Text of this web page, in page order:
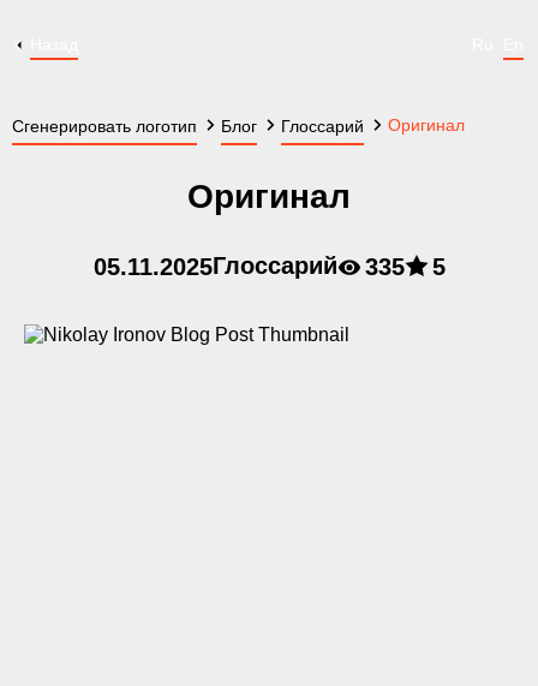
Сгенерировать логотип Блог Глоссарий Оригинал
Оригинал
05.11.2025Глоссарий 335 5